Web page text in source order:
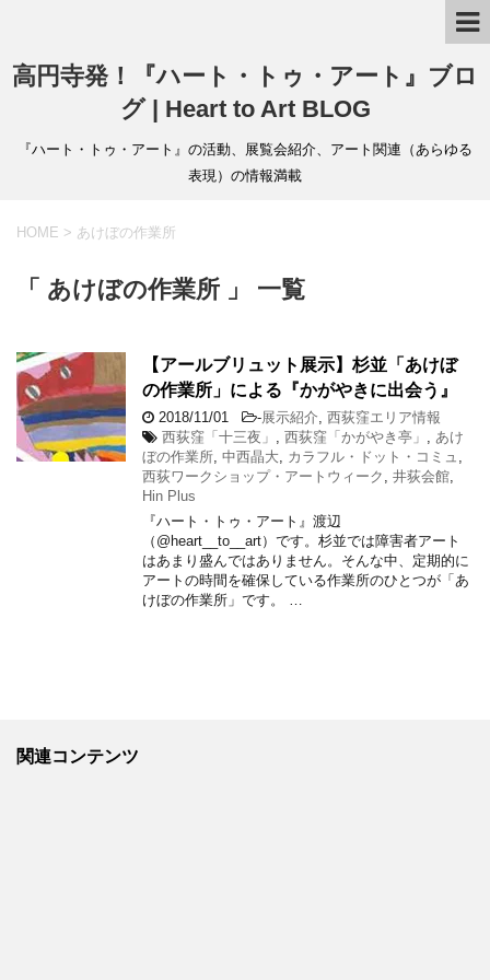
高円寺発！『ハート・トゥ・アート』ブロ
グ | Heart to Art BLOG
『ハート・トゥ・アート』の活動、展覧会紹介、アート関連（あらゆる
表現）の情報満載
HOME > あけぼの作業所
「 あけぼの作業所 」 一覧
【アールブリュット展示】杉並「あけぼ
の作業所」による『かがやきに出会う』
2018/11/01 -展示紹介 西荻窪エリア情報
西荻窪「十三夜」
西荻窪「かがやき亭」
あけ
ぼの作業所 中西晶大 カラフル・ドット・コミュ
西荻ワークショップ・アートウィーク
井荻会館
Hin Plus
『ハート・トゥ・アート』渡辺
（@heart__to__art）です。杉並では障害者アート
はあまり盛んではありません。そんな中、定期的に
アートの時間を確保している作業所のひとつが「あ
けぼの作業所」です。 …
関連コンテンツ